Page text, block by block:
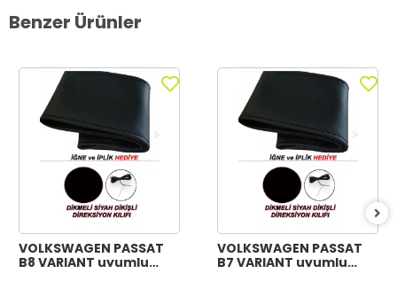
Benzer Ürünler
VOLKSWAGEN PASSAT
B8 VARIANT uyumlu
VOLKSWAGEN PASSAT
B7 VARIANT uyumlu